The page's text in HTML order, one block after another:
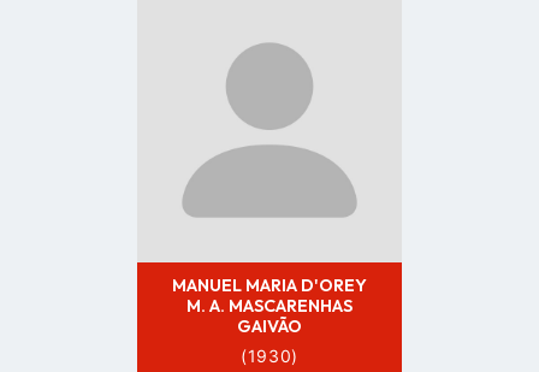
profile
page
MANUEL MARIA D'OREY
M. A. MASCARENHAS
GAIVÃO
(1930)